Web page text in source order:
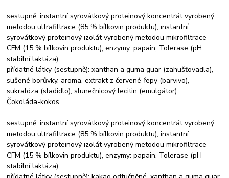
sestupně: instantní syrovátkový proteinový koncentrát vyrobený
metodou ultrafiltrace (85 % bílkovin produktu), instantní
syrovátkový proteinový izolát vyrobený metodou mikrofiltrace
CFM (15 % bílkovin produktu), enzymy: papain, Tolerase (pH
stabilní laktáza)
přídatné látky (sestupně): xanthan a guma guar (zahušťovadla),
sušené borůvky, aroma, extrakt z červené řepy (barvivo),
sukralóza (sladidlo), slunečnicový lecitin (emulgátor)
Čokoláda-kokos
sestupně: instantní syrovátkový proteinový koncentrát vyrobený
metodou ultrafiltrace (85 % bílkovin produktu), instantní
syrovátkový proteinový izolát vyrobený metodou mikrofiltrace
CFM (15 % bílkovin produktu), enzymy: papain, Tolerase (pH
stabilní laktáza)